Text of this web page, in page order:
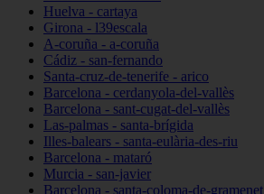
Huelva - cartaya
Girona - l39escala
A-coruña - a-coruña
Cádiz - san-fernando
Santa-cruz-de-tenerife - arico
Barcelona - cerdanyola-del-vallès
Barcelona - sant-cugat-del-vallès
Las-palmas - santa-brígida
Illes-balears - santa-eulària-des-riu
Barcelona - mataró
Murcia - san-javier
Barcelona - santa-coloma-de-gramenet